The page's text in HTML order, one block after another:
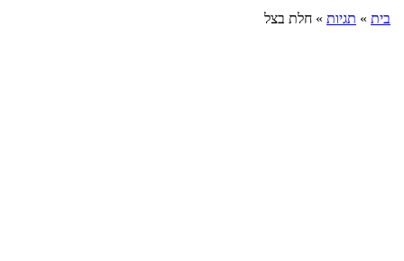
בית » תגיות » חלת בצל